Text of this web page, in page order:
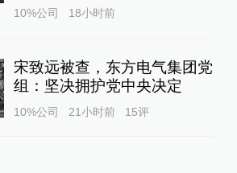
10%公司 18小时前
宋致远被查，东方电气集团党
组：坚决拥护党中央决定
10%公司 21小时前 15评